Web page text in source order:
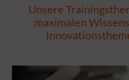
Unsere
maximalen